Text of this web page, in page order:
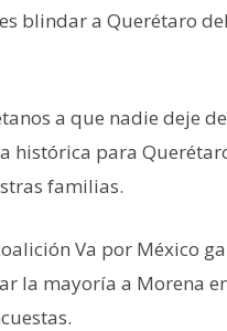
blindar a Querétaro
a que nadie deje
para
familias.
Va por México
la mayoría a Morena